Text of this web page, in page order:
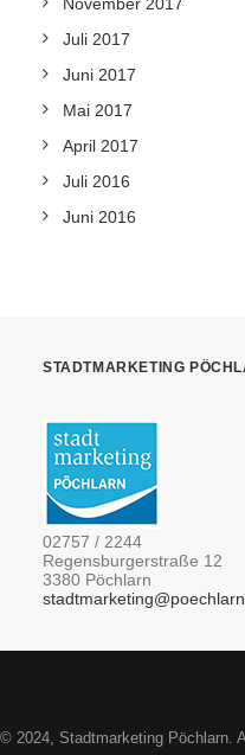
Juli 2017
Juni 2017
Mai 2017
April 2017
Juli 2016
Juni 2016
STADTMARKETING
02757 / 2244
Regensburgerstraße 12
3380 Pöchlarn
© 2024, Stadtmarketing Pöchlarn.